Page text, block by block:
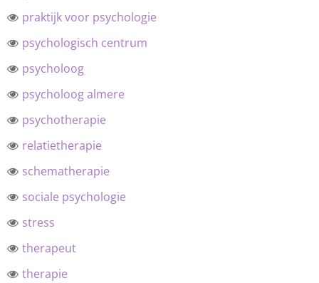
praktijk voor psychologie
psychologisch centrum
psycholoog
psycholoog almere
psychotherapie
relatietherapie
schematherapie
sociale psychologie
stress
therapeut
therapie